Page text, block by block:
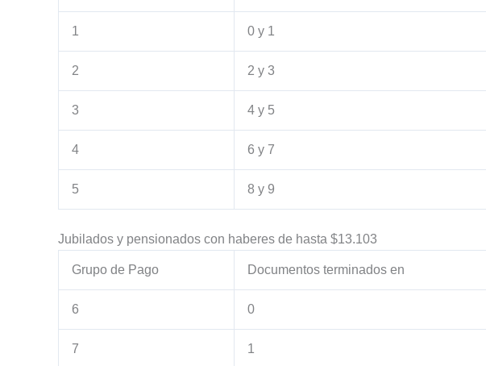
1 0 y 1
2 2 y 3
3 4 y 5
4 6 y 7
5 8 y 9
Jubilados y pensionados con haberes de hasta $13.103
Grupo de Pago Documentos terminados en
6 0
7 1